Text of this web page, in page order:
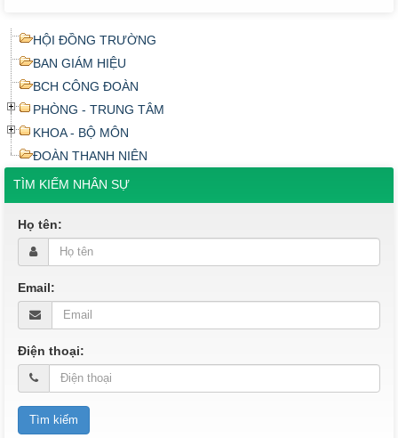
HỘI ĐỒNG TRƯỜNG
BAN GIÁM HIỆU
BCH CÔNG ĐOÀN
PHÒNG - TRUNG TÂM
KHOA - BỘ MÔN
ĐOÀN THANH NIÊN
TÌM KIẾM NHÂN SỰ
Họ tên:
Email:
Điện thoại: